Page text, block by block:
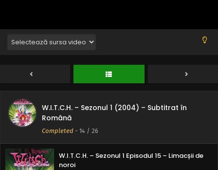
W.I.T.C.H. – Sezonul 1 (2004) – Subtitrat în
Română
Completed - 14 / 26
W.I.T.C.H. – Sezonul 1 Episodul 17 – Cameleonii
W.I.T.C.H. – Sezonul 1 Episodul 16 – Fantomele lui
Elyon
Eps 16 - Fantomele lui Elyon - 13 April, 2025
W.I.T.C.H. – Sezonul 1 Episodul 15 – Limacșii de
noroi